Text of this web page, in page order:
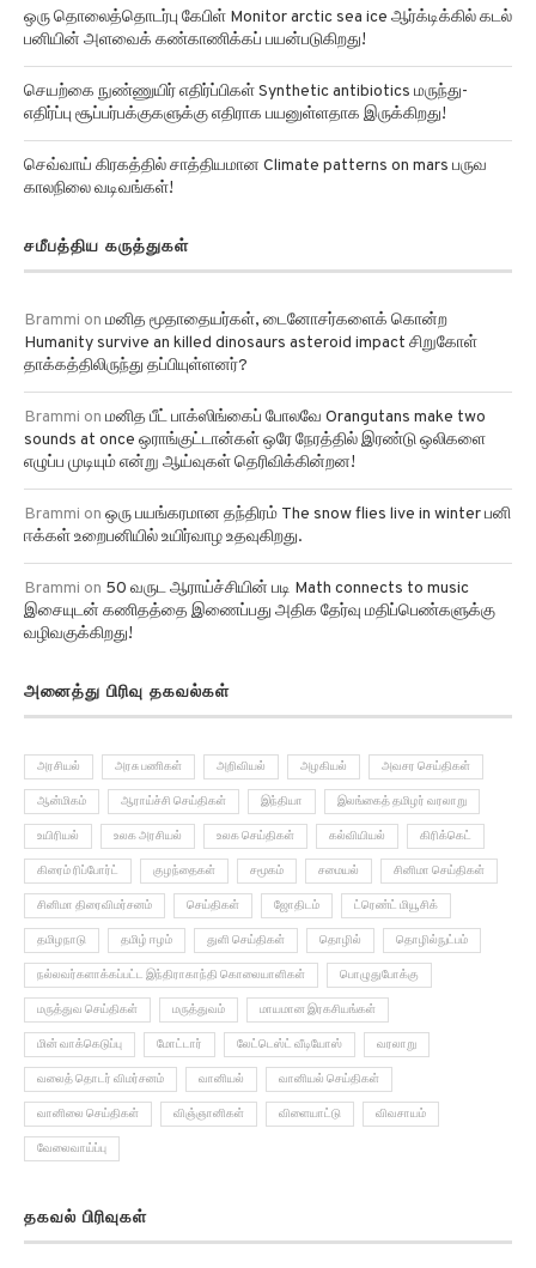
ஒரு தொலைத்தொடர்பு கேபிள் Monitor arctic sea ice ஆர்க்டிக்கில் கடல்
பனியின் அளவைக் கண்காணிக்கப் பயன்படுகிறது!
செயற்கை நுண்ணுயிர் எதிர்ப்பிகள் Synthetic antibiotics மருந்து-
எதிர்ப்பு சூப்பர்பக்குகளுக்கு எதிராக பயனுள்ளதாக இருக்கிறது!
செவ்வாய் கிரகத்தில் சாத்தியமான Climate patterns on mars பருவ
காலநிலை வடிவங்கள்!
சமீபத்திய கருத்துகள்
Brammi on மனித மூதாதையர்கள், டைனோசர்களைக் கொன்ற
Humanity survive an killed dinosaurs asteroid impact சிறுகோள்
தாக்கத்திலிருந்து தப்பியுள்ளனர்?
Brammi on மனித பீட் பாக்ஸிங்கைப் போலவே Orangutans make two
sounds at once ஒராங்குட்டான்கள் ஒரே நேரத்தில் இரண்டு ஒலிகளை
எழுப்ப முடியும் என்று ஆய்வுகள் தெரிவிக்கின்றன!
Brammi on ஒரு பயங்கரமான தந்திரம் The snow flies live in winter பனி
ஈக்கள் உறைபனியில் உயிர்வாழ உதவுகிறது.
Brammi on 50 வருட ஆராய்ச்சியின் படி Math connects to music
இசையுடன் கணிதத்தை இணைப்பது அதிக தேர்வு மதிப்பெண்களுக்கு
வழிவகுக்கிறது!
அனைத்து பிரிவு தகவல்கள்
அரசியல் அரசு பணிகள் அறிவியல் அழகியல் அவசர செய்திகள்
ஆன்மிகம் ஆராய்ச்சி செய்திகள் இந்தியா இலங்கைத் தமிழர் வரலாறு
உயிரியல் உலக அரசியல் உலக செய்திகள் கல்வியியல் கிரிக்கெட்
கிரைம் ரிப்போர்ட் குழந்தைகள் சமூகம் சமையல் சினிமா செய்திகள்
சினிமா திரைவிமர்சனம் செய்திகள் ஜோதிடம் ட்ரெண்ட் மியூசிக்
தமிழநாடு தமிழ் ஈழம் துளி செய்திகள் தொழில் தொழில்நுட்பம்
நல்லவர்களாக்கப்பட்ட இந்திராகாந்தி கொலையாளிகள் பொழுதுபோக்கு
மருத்துவ செய்திகள் மருத்துவம் மாயமான இரகசியங்கள்
மின் வாக்கெடுப்பு மோட்டார் லேட்டெஸ்ட் வீடியோஸ் வரலாறு
வலைத் தொடர் விமர்சனம் வானியல் வானியல் செய்திகள்
வானிலை செய்திகள் விஞ்ஞானிகள் விளையாட்டு விவசாயம்
வேலைவாய்ப்பு
தகவல் பிரிவுகள்